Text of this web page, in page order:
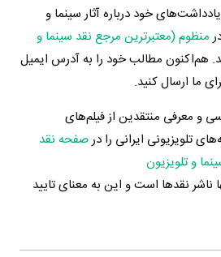
خود درباره آثار سینما و
منظوم (معتبرترین مرجع نقد سینما و
هم‌اکنون مطالب خود را به آدرس ایمیل
و معرفی منتقدین از فیلم‌های
تلویزیونی ایرانی را درصفحه نقد
و تلویزیون
ناشر نقدها است و این به معنای تایید